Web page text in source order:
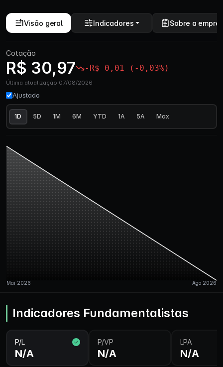
Visão geral Indicadores Sobre a
Cotação
R$ 30,97 -R$ 0,01 (-0,03%)
Última atualização 07/08/2026
Ajustado
1D 5D 1M 6M YTD 1A 5A Max
Indicadores Fundamentalistas
P/L
N/A
P/VP
N/A
LPA
N/A